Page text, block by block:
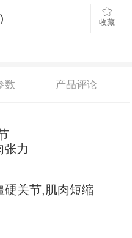
收藏
数 产品评论
力
硬关节,肌肉短缩